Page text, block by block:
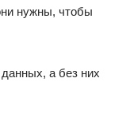
нужны, чтобы
а без них